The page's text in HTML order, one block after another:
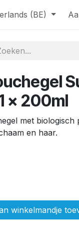
(BE)
x 200ml
met biologisch
en haar.
winkelmandje